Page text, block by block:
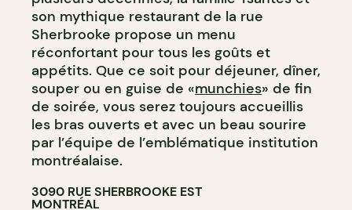
son mythique restaurant de la rue
Sherbrooke propose un menu
réconfortant pour tous les goûts et
appétits. Que ce soit pour déjeuner, dîner,
souper ou en guise de «munchies» de fin
de soirée, vous serez toujours accueillis
les bras ouverts et avec un beau sourire
par l’équipe de l’emblématique institution
montréalaise.
3090 RUE SHERBROOKE EST
MONTRÉAL